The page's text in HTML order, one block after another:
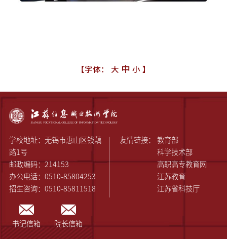
【字体： 大 中 小 】
学校地址：无锡市惠山区钱藕
路1号
邮政编码：214153
办公电话：0510-85804253
招生咨询：0510-85811518
友情链接：
教育部
科学技术部
高职高专教育网
江苏教育
江苏省科技厅
书记信箱 院长信箱